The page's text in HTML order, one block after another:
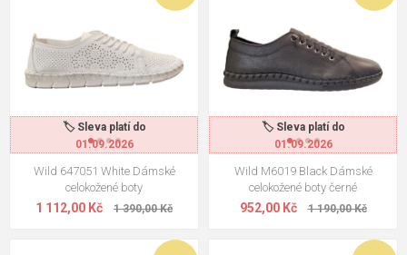
🏷️ Sleva platí do
01.09.2026
Wild 647051 White Dámské
celokožené boty
1 112,00 Kč 1 390,00 Kč
🏷️ Sleva platí do
01.09.2026
Wild M6019 Black Dámské
celokožené boty černé
952,00 Kč 1 190,00 Kč